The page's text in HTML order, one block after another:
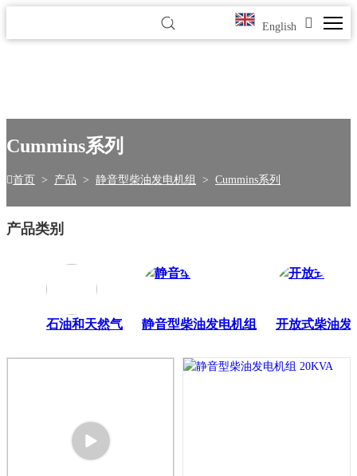
English
Cummins系列
首页 > 产品 > 静音型柴油发电机组 > Cummins系列
产品类别
石油和天然气 静音型柴油发电机组 开放式柴油发